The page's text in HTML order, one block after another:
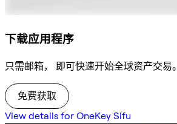
下载应用程序
只需邮箱， 即可快速开始全球资产交易。
免费获取
View details for OneKey Sifu